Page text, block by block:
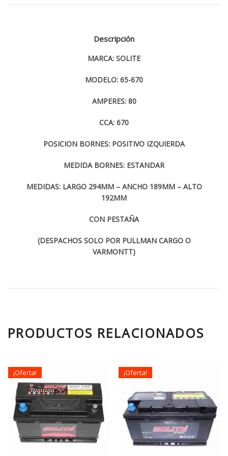
Descripción
MARCA: SOLITE
MODELO: 65-670
AMPERES: 80
CCA: 670
POSICION BORNES: POSITIVO IZQUIERDA
MEDIDA BORNES: ESTANDAR
MEDIDAS: LARGO 294MM – ANCHO 189MM – ALTO
192MM
CON PESTAÑA
(DESPACHOS SOLO POR PULLMAN CARGO O
VARMONTT)
PRODUCTOS RELACIONADOS
¡Oferta! ¡Oferta!